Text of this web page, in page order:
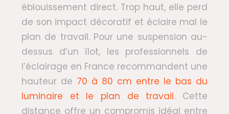
éblouissement direct. Trop haut, elle perd
de son impact décoratif et éclaire mal le
plan de travail. Pour une suspension au-
dessus d’un îlot, les professionnels de
l’éclairage en France recommandent une
hauteur de 70 à 80 cm entre le bas du
luminaire et le plan de travail. Cette
distance offre un compromis idéal entre